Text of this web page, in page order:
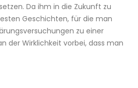
Da ihm in die Zukunft zu
Geschichten, für die man
zu einer
der Wirklichkeit vorbei, dass man